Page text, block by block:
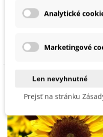
Helianthus annuus -
semená slnečnice - 8 ks
1,80 €
Analytické
Marketingové
Len nevyhnutné
Prejsť na stránku